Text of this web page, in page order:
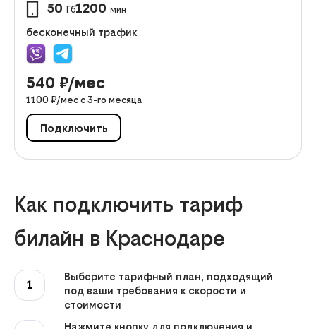
50 Гб1200 мин
бесконечный трафик
540 ₽/мес
1100 ₽/мес с 3-го месяца
Подключить
Как подключить тариф
билайн в Краснодаре
1
Выберите тарифный план, подходящий
под ваши требования к скорости и
стоимости